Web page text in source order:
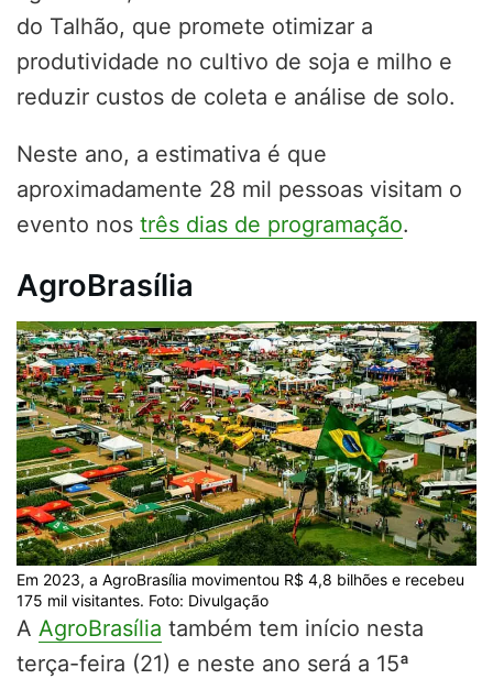
do Talhão, que promete otimizar a
produtividade no cultivo de soja e milho e
reduzir custos de coleta e análise de solo.
Neste ano, a estimativa é que
aproximadamente 28 mil pessoas visitam o
evento nos três dias de programação.
AgroBrasília
Em 2023, a AgroBrasília movimentou R$ 4,8 bilhões e recebeu
175 mil visitantes. Foto: Divulgação
A AgroBrasília também tem início nesta
terça-feira (21) e neste ano será a 15ª